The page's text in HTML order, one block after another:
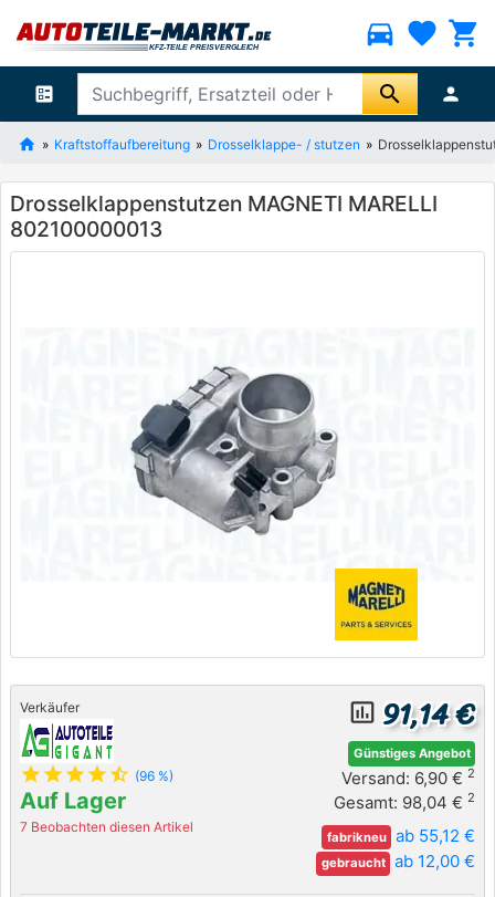
directions_car favorite shopping_cart
ballot search person
Kraftstoffaufbereitung Drosselklappe- / stutzen
Drosselklappenstutzen MAGNETI MARELLI
802100000013
Verkäufer
star star star star star_half (96 %)
Auf Lager
7 Beobachten diesen Artikel
insert_chart_outlined 91,14 €
Günstiges Angebot
Versand: 6,90 € 2
Gesamt: 98,04 € 2
fabrikneu ab 55,12 €
gebraucht ab 12,00 €